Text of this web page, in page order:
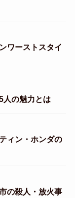
ワーストスタイ
人の魅力とは
ィン・ホンダの
の殺人・放火事